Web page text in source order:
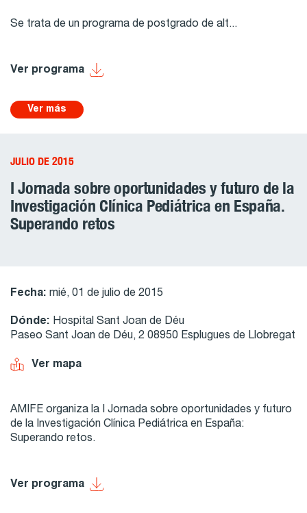
Se trata de un programa de postgrado de alt...
Ver programa
Ver más
JULIO DE 2015
I Jornada sobre oportunidades y futuro de la
Investigación Clínica Pediátrica en España.
Superando retos
Fecha: mié, 01 de julio de 2015
Dónde: Hospital Sant Joan de Déu
Paseo Sant Joan de Déu, 2 08950 Esplugues de Llobregat
Ver mapa
AMIFE organiza la I Jornada sobre oportunidades y futuro
de la Investigación Clínica Pediátrica en España:
Superando retos.
Ver programa